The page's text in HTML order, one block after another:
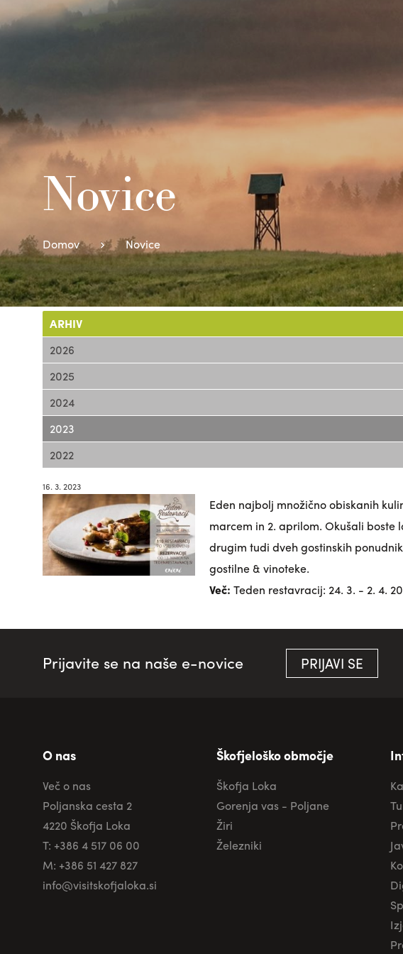
Novice
Domov Novice
ARHIV
2026
2025
2024
2023
2022
16. 3. 2023
Eden najbolj množično obiskanih
marcem in 2. aprilom. Okušali boste
drugim tudi dveh gostinskih
gostilne & vinoteke.
Več: Teden restavracij: 24. 3. - 2. 4.
Prijavite se na naše e-novice PRIJAVI SE
O nas
Več o nas
Poljanska cesta 2
4220 Škofja Loka
T: +386 4 517 06 00
M: +386 51 427 827
info@visitskofjaloka.si
Škofjeloško območje
Škofja Loka
Gorenja vas - Poljane
Žiri
Železniki